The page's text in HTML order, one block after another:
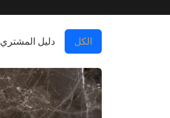
الكل دليل المشتري